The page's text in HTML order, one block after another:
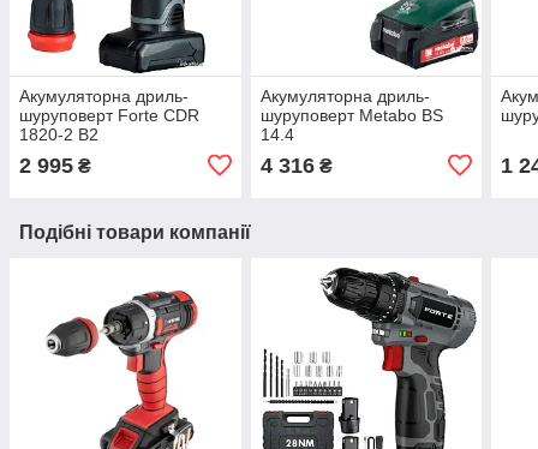
Акумуляторна дриль-
шуруповерт Forte CDR
1820-2 В2
2 995 ₴
Акумуляторна дриль-
шуруповерт Metabo BS
14.4
4 316₴ 1
Подібні товари компанії